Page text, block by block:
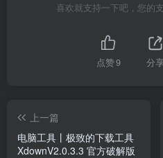
喜欢就支持一下吧，您的
点赞9 分
上一篇
电脑工具丨极致的下载工具
XdownV2.0.3.3 官方破解版